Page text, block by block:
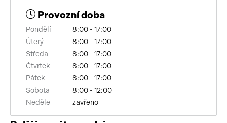
Provozní doba
Pondělí
8:00 - 17:00
Úterý
8:00 - 17:00
Středa
8:00 - 17:00
Čtvrtek
8:00 - 17:00
Pátek
8:00 - 17:00
Sobota
8:00 - 12:00
Neděle
zavřeno